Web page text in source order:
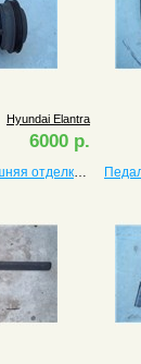
Hyundai Elantra
6000 р.
Детали кузова ( внешняя отделка) Elantra